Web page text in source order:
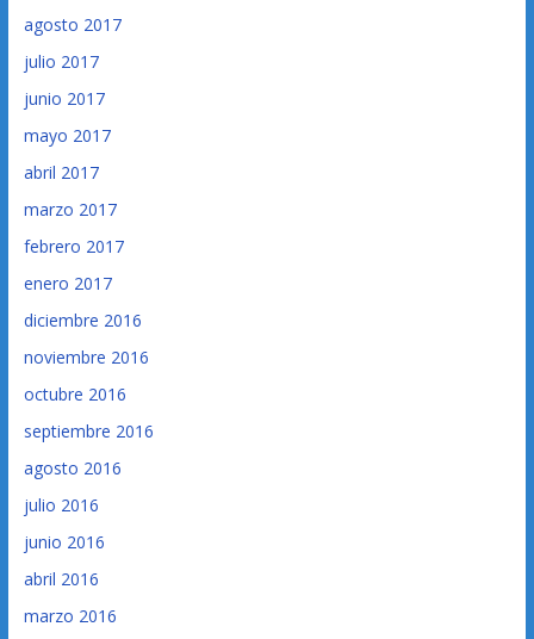
agosto 2017
julio 2017
junio 2017
mayo 2017
abril 2017
marzo 2017
febrero 2017
enero 2017
diciembre 2016
noviembre 2016
octubre 2016
septiembre 2016
agosto 2016
julio 2016
junio 2016
abril 2016
marzo 2016